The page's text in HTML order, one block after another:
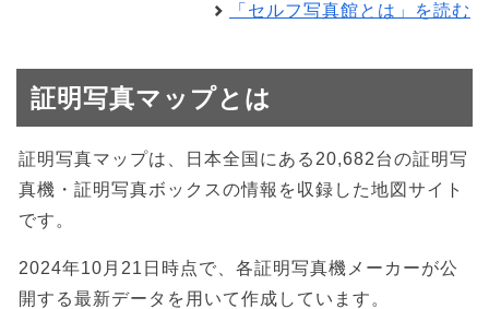
「セルフ写真館とは」を読む
証明写真マップとは
証明写真マップは、日本全国にある20,682台の証明写
真機・証明写真ボックスの情報を収録した地図サイト
です。
2024年10月21日時点で、各証明写真機メーカーが公
開する最新データを用いて作成しています。